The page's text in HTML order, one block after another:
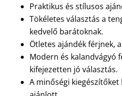
Praktikus és stílusos
Tökéletes választás a
kedvelő barátoknak.
Ötletes ajándék férjnek,
Modern és kalandvágyó
kifejezetten jó választás.
A minőségi kiegészítőket